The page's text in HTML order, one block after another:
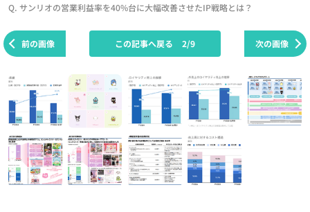
Q. サンリオの営業利益率を40%台に大幅改善させたIP戦略とは？
前の画像 次の画像
この記事へ戻る 2/9